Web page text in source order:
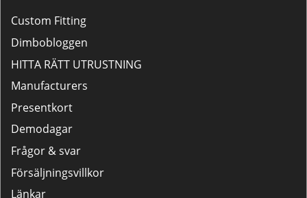
Custom Fitting
Dimbobloggen
HITTA RÄTT UTRUSTNING
Manufacturers
Presentkort
Demodagar
Frågor & svar
Försäljningsvillkor
Länkar